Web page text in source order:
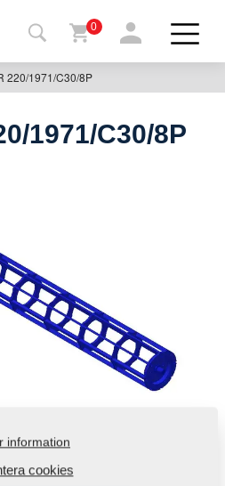
0
220/1971/C30/8P
1971/C30/8P
information
cookies